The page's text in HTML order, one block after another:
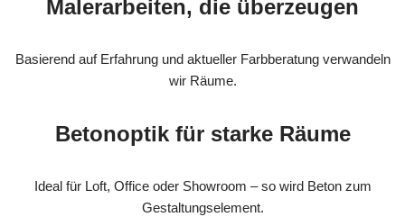
Malerarbeiten, die überzeugen
Basierend auf Erfahrung und aktueller Farbberatung verwandeln
wir Räume.
Betonoptik für starke Räume
Ideal für Loft, Office oder Showroom – so wird Beton zum
Gestaltungselement.